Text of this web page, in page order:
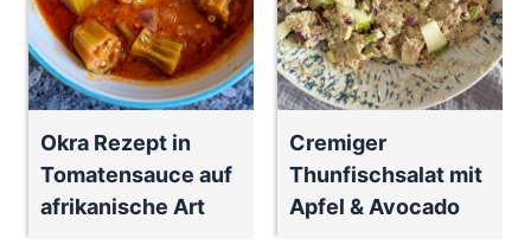
Okra Rezept in
Tomatensauce auf
afrikanische Art
Cremiger
Thunfischsalat mit
Apfel & Avocado